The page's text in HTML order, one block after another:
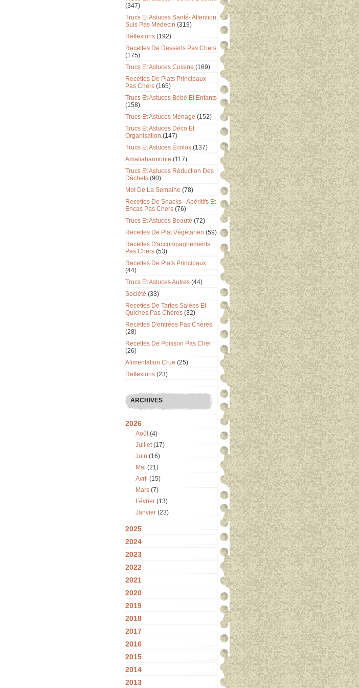
(347)
Trucs Et Astuces Santé- Attention
Suis Pas Médecin (319)
Réflexions (192)
Recettes De Desserts Pas Chers
(175)
Trucs Et Astuces Cuisine (169)
Recettes De Plats Principaux
Pas Chers (165)
Trucs Et Astuces Bébé Et Enfants
(158)
Trucs Et Astuces Ménage (152)
Trucs Et Astuces Déco Et
Organisation (147)
Trucs Et Astuces Écolos (137)
Amaliaharmonie (117)
Trucs Et Astuces Réduction Des
Déchets (90)
Mot De La Semaine (78)
Recettes De Snacks - Apéritifs Et
Encas Pas Chers (76)
Trucs Et Astuces Beauté (72)
Recettes De Plat Végétarien (59)
Recettes D'accompagnements
Pas Chers (53)
Recettes De Plats Principaux
(44)
Trucs Et Astuces Autres (44)
Société (33)
Recettes De Tartes Salées Et
Quiches Pas Chères (32)
Recettes D'entrées Pas Chères
(28)
Recettes De Poisson Pas Cher
(26)
Alimentation Crue (25)
Reflexions (23)
ARCHIVES
2026
Août(4)
Juillet(17)
Juin (16)
Mai (21)
Avril (15)
Mars (7)
Février (13)
Janvier (23)
2025
2024
2023
2022
2021
2020
2019
2018
2017
2016
2015
2014
2013